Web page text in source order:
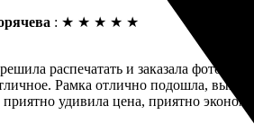
: ★ ★ ★ ★ ★
распечатать и заказала фото
Рамка отлично подошла,
удивила цена, приятно